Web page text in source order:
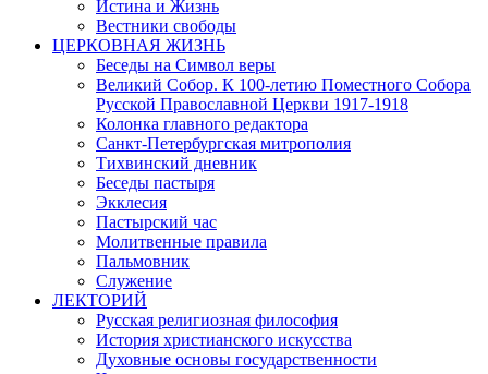
Истина и Жизнь
Вестники свободы
ЦЕРКОВНАЯ ЖИЗНЬ
Беседы на Символ веры
Великий Собор. К 100-летию Поместного Собора
Русской Православной Церкви 1917-1918
Колонка главного редактора
Санкт-Петербургская митрополия
Тихвинский дневник
Беседы пастыря
Экклесия
Пастырский час
Молитвенные правила
Пальмовник
Служение
ЛЕКТОРИЙ
Русская религиозная философия
История христианского искусства
Духовные основы государственности